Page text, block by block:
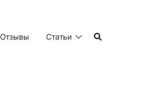
Отзывы Статьи